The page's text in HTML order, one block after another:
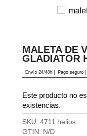
MALETA DE
GLADIATOR
Envío 24/48h| Pago seguro |
Este producto no
existencias.
SKU: 4711 helios
GTIN: N/D